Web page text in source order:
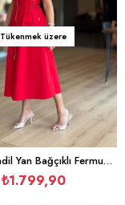
Tükenmek üzere
Marka Muadil Yan Bağçıklı Fermuarlı Kırmızı Elbise
₺1.799,90